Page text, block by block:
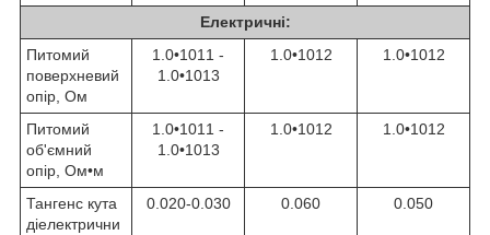
Електричні:
Питомий
поверхневий
опір, Ом
1.0•1011 -
1.0•1013
1.0•1012 1.0•1012
Питомий
об'ємний
опір, Ом•м
1.0•1011 -
1.0•1013
1.0•1012 1.0•1012
Тангенс кута
діелектрични
0.020-0.030 0.060 0.050